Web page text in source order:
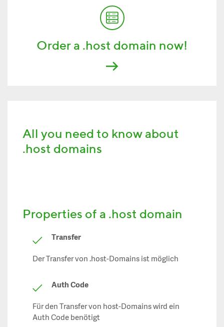
Order a .host domain now!
All you need to know about
.host domains
Properties of a .host domain
Transfer
Der Transfer von .host-Domains ist möglich
Auth Code
Für den Transfer von host-Domains wird ein
Auth Code benötigt